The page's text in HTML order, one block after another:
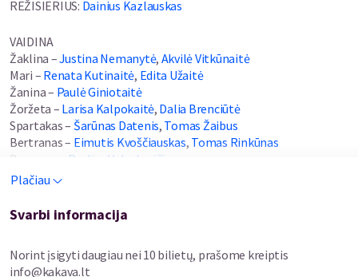
REŽISIERIUS: Dainius Kazlauskas
VAIDINA
Žaklina –Justina Nemanytė, Akvilė Vitkūnaitė
Mari – Renata Kutinaitė, Edita Užaitė
Žanina – Paulė Giniotaitė
Žoržeta – Larisa Kalpokaitė, Dalia Brenciūtė
Spartakas – Šarūnas Datenis, Tomas Žaibus
Bertranas – Eimutis Kvoščiauskas, Tomas Rinkūnas
Bernaras – Paulius Valaskevičius
Žanas – Arnas Ašmonas
Ar esate kada nors perskaitę ar įkėlę bent vieną skelbimą siūlant
skelbimą tuo pačiu adresu, tačiau su visiškai skirtingo pobūdžio
Plačiau
Svarbi informacija
Norint įsigyti daugiau nei 10 bilietų, prašome kreiptis
info@kakava.lt